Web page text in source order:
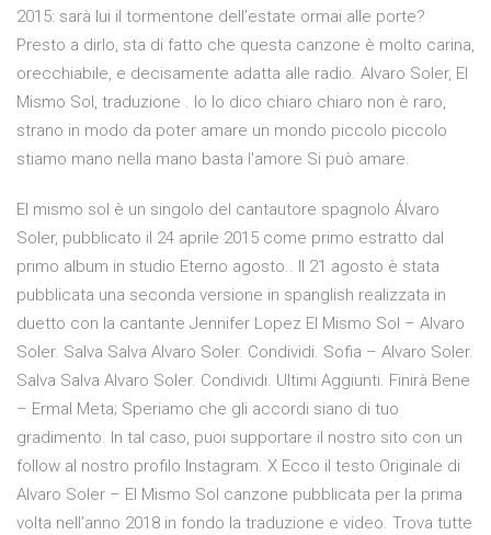
2015: sarà lui il tormentone dell’estate ormai alle porte?
Presto a dirlo, sta di fatto che questa canzone è molto carina,
orecchiabile, e decisamente adatta alle radio. Alvaro Soler, El
Mismo Sol, traduzione . Io lo dico chiaro chiaro non è raro,
strano in modo da poter amare un mondo piccolo piccolo
stiamo mano nella mano basta l'amore Si può amare.
El mismo sol è un singolo del cantautore spagnolo Álvaro
Soler, pubblicato il 24 aprile 2015 come primo estratto dal
primo album in studio Eterno agosto.. Il 21 agosto è stata
pubblicata una seconda versione in spanglish realizzata in
duetto con la cantante Jennifer Lopez El Mismo Sol – Alvaro
Soler. Salva Salva Alvaro Soler. Condividi. Sofia – Alvaro Soler.
Salva Salva Alvaro Soler. Condividi. Ultimi Aggiunti. Finirà Bene
– Ermal Meta; Speriamo che gli accordi siano di tuo
gradimento. In tal caso, puoi supportare il nostro sito con un
follow al nostro profilo Instagram. X Ecco il testo Originale di
Alvaro Soler – El Mismo Sol canzone pubblicata per la prima
volta nell’anno 2018 in fondo la traduzione e video. Trova tutte